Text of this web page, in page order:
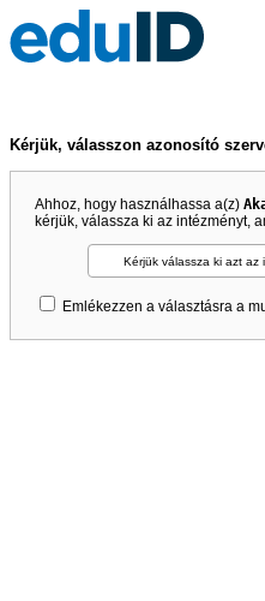
Kérjük, válasszon azonosító
Ahhoz, hogy használhassa a(z)
kérjük, válassza ki az intézményt,
Kérjük válassza ki azt az
Emlékezzen a választásra a